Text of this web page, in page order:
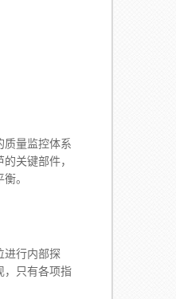
量监控体系
关键部件，
。
行内部探
，只有各项指